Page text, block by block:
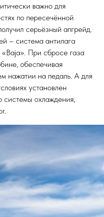
важно для
по пересечённой
серьёзный апгрейд.
– система антилага
При сбросе газа
обеспечивая
нажатии на педаль. А для
установлен
системы охлаждения,